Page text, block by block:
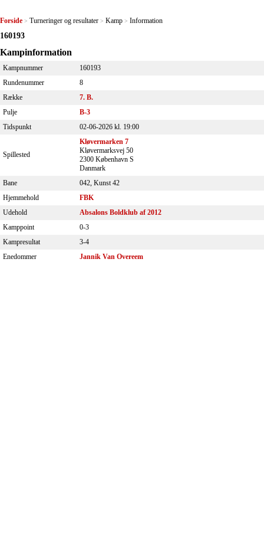
Forside > Turneringer og resultater > Kamp > Information
160193
Kampinformation
Kampnummer
160193
Rundenummer
8
Række
7. B.
Pulje
B-3
Tidspunkt
02-06-2026 kl. 19:00
Spillested
Kløvermarken 7
Kløvermarksvej 50
2300 København S
Danmark
Bane
042, Kunst 42
Hjemmehold
FBK
Udehold
Absalons Boldklub af 2012
Kamppoint
0-3
Kampresultat
3-4
Enedommer
Jannik Van Overeem